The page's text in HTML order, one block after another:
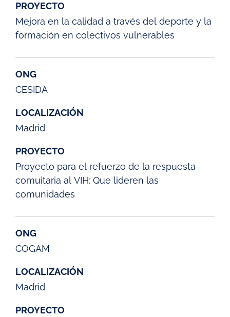
PROYECTO
Mejora en la calidad a través del deporte y la
formación en colectivos vulnerables
ONG
CESIDA
LOCALIZACIÓN
Madrid
PROYECTO
Proyecto para el refuerzo de la respuesta
comuitaria al VIH: Que lideren las
comunidades
ONG
COGAM
LOCALIZACIÓN
Madrid
PROYECTO